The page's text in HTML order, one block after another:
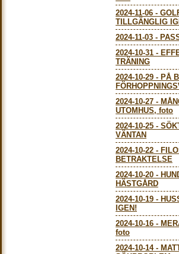
2024-11-06 -
TILLGÄNGLIG
2024-11-03 -
2024-10-31 -
TRÄNING
2024-10-29 - PÅ
2024-10-27 -
UTOMHUS, foto
2024-10-25 -
VÄNTAN
2024-10-22 -
BETRAKTELSE
2024-10-20 -
HÄSTGÅRD
2024-10-19 -
IGEN!
2024-10-16 -
foto
2024-10-14-